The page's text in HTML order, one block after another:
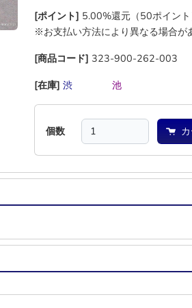
[ポイント] 5.00%還元（50ポイント
※お支払い方法により異なる場合が
[商品コード] 323-900-262-003
[在庫] 渋 池
個数 カ